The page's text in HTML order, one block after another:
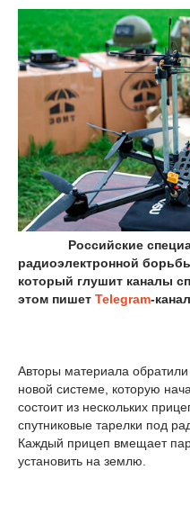
Российские
радиоэлектронной
который глушит каналы
этом пишет Telegram-
Авторы материала
новой системе, которую
состоит из нескольких
спутниковые тарелки под
Каждый прицеп вмещает
установить на землю.